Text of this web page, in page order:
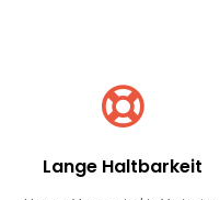
Lange Haltbarkeit